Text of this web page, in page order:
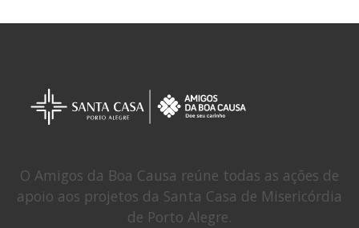
O Amigos da Boa Causa reúne todas as ações de
apoio aos projetos da Santa Casa de Misericórdia
de Porto Alegre.